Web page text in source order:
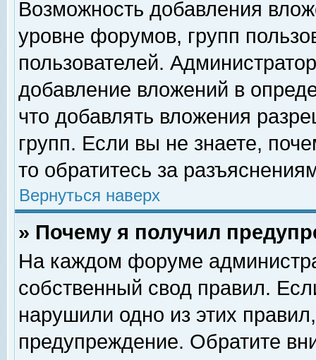
Возможность добавления
уровне форумов, групп
пользователей.
добавление вложений в
что добавлять вложения
групп. Если вы не знаете,
то обратитесь за
Вернуться наверх
» Почему я получил
На каждом форуме
собственный свод правил.
нарушили одно из этих
предупреждение. Обратите